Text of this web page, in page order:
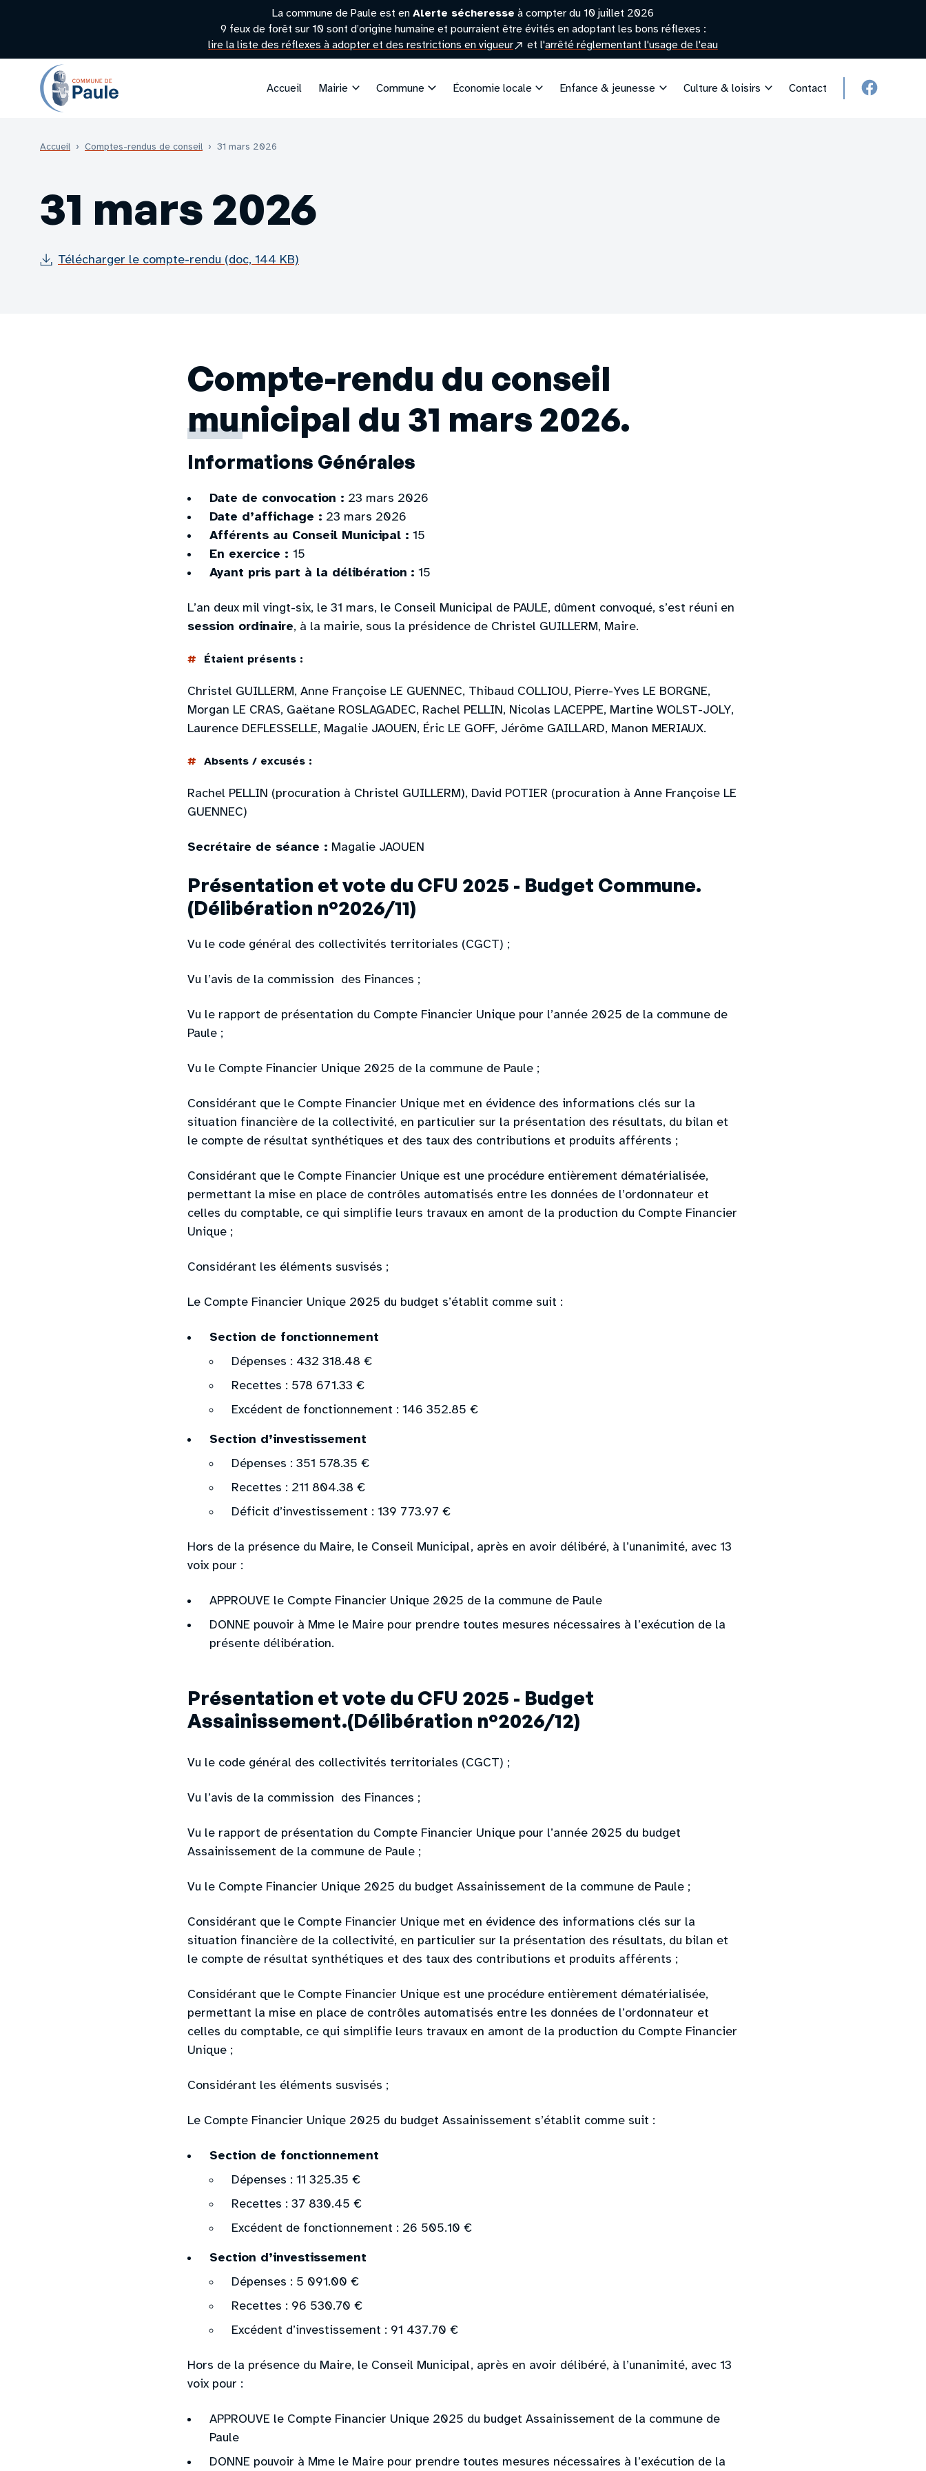
La commune de Paule est en Alerte sécheresse à compter du 10 juillet 2026
9 feux de forêt sur 10 sont d’origine humaine et pourraient être évités en adoptant les bons réflexes :
lire la liste des réflexes à adopter et des restrictions en vigueur(site
externe)
et l'arrêté réglementant l'usage de l'eau
Accueil Mairie Commune Économie locale Enfance & jeunesse Culture & loisirs Contact facebook
Accueil › Comptes-rendus de conseil › 31 mars 2026
31 mars 2026
Télécharger le compte-rendu (doc, 144 KB)
Compte-rendu du conseil
municipal du 31 mars 2026.
Informations Générales
Date de convocation : 23 mars 2026
Date d’affichage : 23 mars 2026
Afférents au Conseil Municipal : 15
En exercice : 15
Ayant pris part à la délibération : 15
L’an deux mil vingt-six, le 31 mars, le Conseil Municipal de PAULE, dûment convoqué, s’est réuni en
session ordinaire, à la mairie, sous la présidence de Christel GUILLERM, Maire.
Étaient présents :
Christel GUILLERM, Anne Françoise LE GUENNEC, Thibaud COLLIOU, Pierre-Yves LE BORGNE,
Morgan LE CRAS, Gaëtane ROSLAGADEC, Rachel PELLIN, Nicolas LACEPPE, Martine WOLST-JOLY,
Laurence DEFLESSELLE, Magalie JAOUEN, Éric LE GOFF, Jérôme GAILLARD, Manon MERIAUX.
Absents / excusés :
Rachel PELLIN (procuration à Christel GUILLERM), David POTIER (procuration à Anne Françoise LE
GUENNEC)
Secrétaire de séance : Magalie JAOUEN
Présentation et vote du CFU 2025 - Budget Commune.
(Délibération n°2026/11)
Vu le code général des collectivités territoriales (CGCT) ;
Vu l’avis de la commission des Finances ;
Vu le rapport de présentation du Compte Financier Unique pour l’année 2025 de la commune de
Paule ;
Vu le Compte Financier Unique 2025 de la commune de Paule ;
Considérant que le Compte Financier Unique met en évidence des informations clés sur la
situation financière de la collectivité, en particulier sur la présentation des résultats, du bilan et
le compte de résultat synthétiques et des taux des contributions et produits afférents ;
Considérant que le Compte Financier Unique est une procédure entièrement dématérialisée,
permettant la mise en place de contrôles automatisés entre les données de l’ordonnateur et
celles du comptable, ce qui simplifie leurs travaux en amont de la production du Compte Financier
Unique ;
Considérant les éléments susvisés ;
Le Compte Financier Unique 2025 du budget s’établit comme suit :
Section de fonctionnement
Dépenses : 432 318.48 €
Recettes : 578 671.33 €
Excédent de fonctionnement : 146 352.85 €
Section d’investissement
Dépenses : 351 578.35 €
Recettes : 211 804.38 €
Déficit d’investissement : 139 773.97 €
Hors de la présence du Maire, le Conseil Municipal, après en avoir délibéré, à l’unanimité, avec 13
voix pour :
APPROUVE le Compte Financier Unique 2025 de la commune de Paule
DONNE pouvoir à Mme le Maire pour prendre toutes mesures nécessaires à l’exécution de la
présente délibération.
Présentation et vote du CFU 2025 - Budget
Assainissement.(Délibération n°2026/12)
Vu le code général des collectivités territoriales (CGCT) ;
Vu l’avis de la commission des Finances ;
Vu le rapport de présentation du Compte Financier Unique pour l’année 2025 du budget
Assainissement de la commune de Paule ;
Vu le Compte Financier Unique 2025 du budget Assainissement de la commune de Paule ;
Considérant que le Compte Financier Unique met en évidence des informations clés sur la
situation financière de la collectivité, en particulier sur la présentation des résultats, du bilan et
le compte de résultat synthétiques et des taux des contributions et produits afférents ;
Considérant que le Compte Financier Unique est une procédure entièrement dématérialisée,
permettant la mise en place de contrôles automatisés entre les données de l’ordonnateur et
celles du comptable, ce qui simplifie leurs travaux en amont de la production du Compte Financier
Unique ;
Considérant les éléments susvisés ;
Le Compte Financier Unique 2025 du budget Assainissement s’établit comme suit :
Section de fonctionnement
Dépenses : 11 325.35 €
Recettes : 37 830.45 €
Excédent de fonctionnement : 26 505.10 €
Section d’investissement
Dépenses : 5 091.00 €
Recettes : 96 530.70 €
Excédent d’investissement : 91 437.70 €
Hors de la présence du Maire, le Conseil Municipal, après en avoir délibéré, à l’unanimité, avec 13
voix pour :
APPROUVE le Compte Financier Unique 2025 du budget Assainissement de la commune de
Paule
DONNE pouvoir à Mme le Maire pour prendre toutes mesures nécessaires à l’exécution de la